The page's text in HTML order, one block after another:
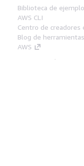
Biblioteca de
AWS CLI
Centro de creadores
Blog de
AWS